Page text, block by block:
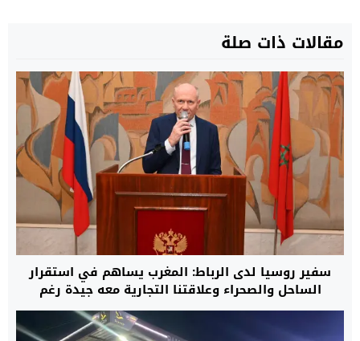
مقالات ذات صلة
سفير روسيا لدى الرباط: المغرب يساهم في استقرار
الساحل والصحراء وعلاقتنا التجارية معه جيدة رغم
العقوبات الغربية